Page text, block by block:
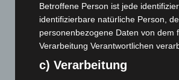
5. August 2026
Mann läuft mit Hockeyschläger über A7
Zeugen
Betroffene Person ist jede
identifizierbare natürliche Person,
personenbezogene Daten von dem
Verarbeitung Verantwortlichen
c) Verarbeitung